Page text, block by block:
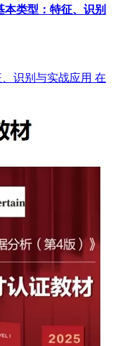
本类型：特征、识别
识别与实战应用 在